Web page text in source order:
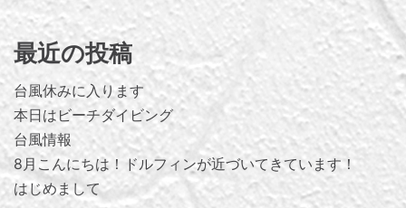
最近の投稿
台風休みに入ります
本日はビーチダイビング
台風情報
8月こんにちは！ドルフィンが近づいてきています！
はじめまして